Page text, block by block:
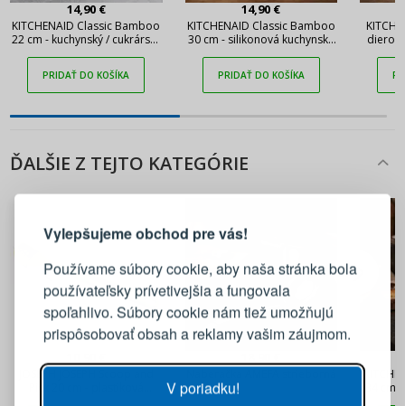
Vylepšujeme obchod pre vás!
Používame súbory cookie, aby naša stránka bola
používateľsky prívetivejšia a fungovala
spoľahlivo. Súbory cookie nám tiež umožňujú
prispôsobovať obsah a reklamy vašim záujmom.
V poriadku!
14,90 €
KITCHENAID Classic Bamboo
22 cm - kuchynský / cukrársky
PRIDAŤ DO KOŠÍKA
14,90 €
KITCHENAID Classic Bamboo
30 cm - silikonová kuchynská
PRIDAŤ DO KOŠÍKA
ĎALŠIE Z TEJTO KATEGÓRIE
JOSEPH JOSEPH Scoop and
34 cm
Prihláste sa k svojmu účtu
E-mail